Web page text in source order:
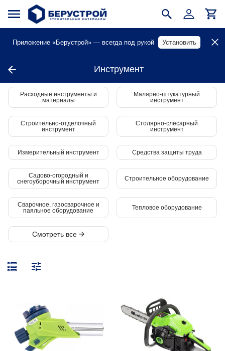
Приложение «Берустрой» — всегда под рукой Установить
Инструмент
Расходные инструменты и
материалы
Малярно-штукатурный
инструмент
Строительно-отделочный
инструмент
Столярно-слесарный
инструмент
Измерительный инструмент Средства защиты труда
Садово-огородный и
снегоуборочный инструмент
Строительное оборудование
Сварочное, газосварочное и
паяльное оборудование
Тепловое оборудование